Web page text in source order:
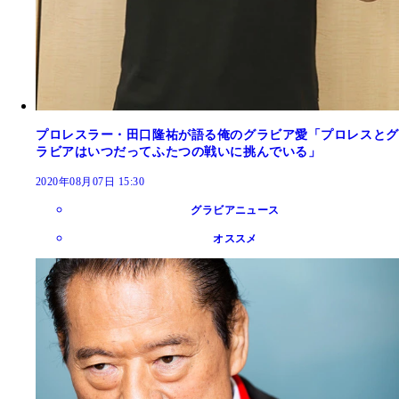
プロレスラー・田口隆祐が語る俺のグラビア愛「プロレスとグ
ラビアはいつだってふたつの戦いに挑んでいる」
2020年08月07日 15:30
グラビアニュース
オススメ